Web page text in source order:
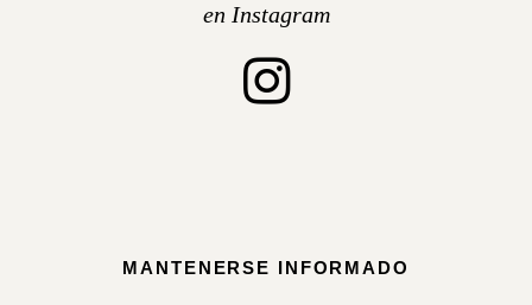
en Instagram
MANTENERSE INFORMADO